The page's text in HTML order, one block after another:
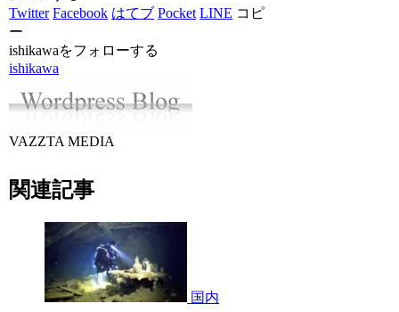
Twitter Facebook はてブ Pocket LINE コピ
ー
ishikawaをフォローする
ishikawa
VAZZTA MEDIA
関連記事
国内